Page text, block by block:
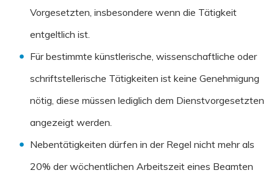
Vorgesetzten, insbesondere wenn die Tätigkeit
entgeltlich ist.
Für bestimmte künstlerische, wissenschaftliche oder
schriftstellerische Tätigkeiten ist keine Genehmigung
nötig, diese müssen lediglich dem Dienstvorgesetzten
angezeigt werden.
Nebentätigkeiten dürfen in der Regel nicht mehr als
20% der wöchentlichen Arbeitszeit eines Beamten